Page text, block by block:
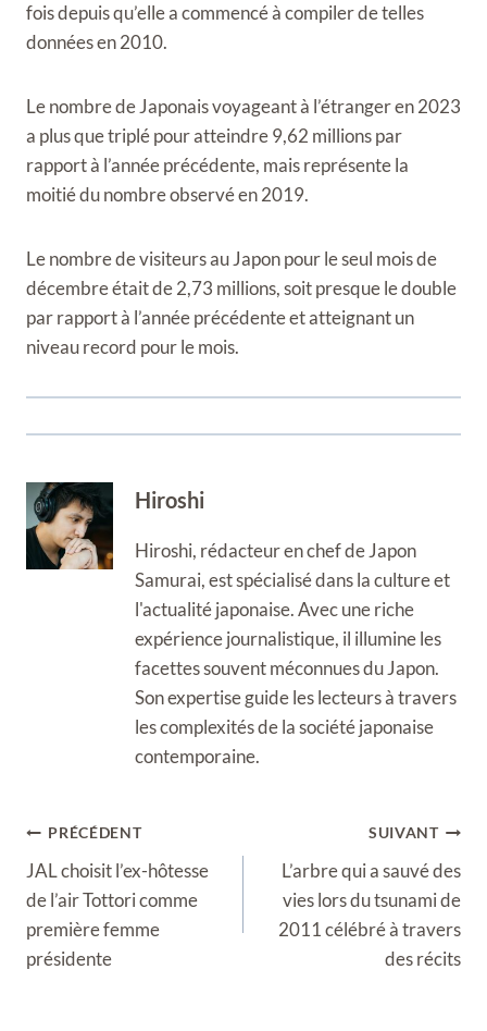
fois depuis qu’elle a commencé à compiler de telles
données en 2010.
Le nombre de Japonais voyageant à l’étranger en 2023
a plus que triplé pour atteindre 9,62 millions par
rapport à l’année précédente, mais représente la
moitié du nombre observé en 2019.
Le nombre de visiteurs au Japon pour le seul mois de
décembre était de 2,73 millions, soit presque le double
par rapport à l’année précédente et atteignant un
niveau record pour le mois.
Hiroshi
Hiroshi, rédacteur en chef de Japon
Samurai, est spécialisé dans la culture et
l'actualité japonaise. Avec une riche
expérience journalistique, il illumine les
facettes souvent méconnues du Japon.
Son expertise guide les lecteurs à travers
les complexités de la société japonaise
contemporaine.
Navigation
de
l’article
PRÉCÉDENT
JAL choisit l’ex-hôtesse
de l’air Tottori comme
première femme
présidente
SUIVANT
L’arbre qui a sauvé des
vies lors du tsunami de
2011 célébré à travers
des récits